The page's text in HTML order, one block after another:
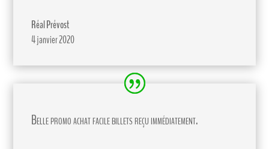
Réal Prévost
4 janvier 2020
Belle promo achat facile billets reçu immédiatement.